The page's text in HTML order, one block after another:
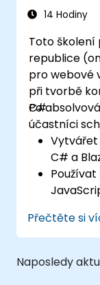
14 Hodiny
Toto školení
republice
pro webové
při tvorbě
C#.
Po
účastníci
C# a
v
pomocí
Přečtěte si
Naposledy